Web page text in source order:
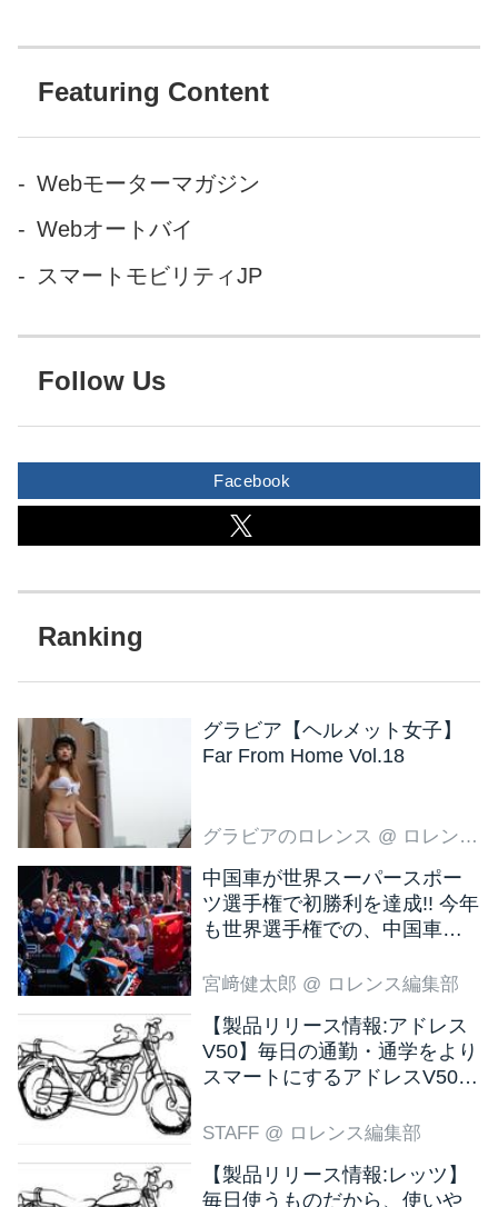
Featuring Content
Webモーターマガジン
Webオートバイ
スマートモビリティJP
Follow Us
Facebook
グラビア【ヘルメット女子】
Far From Home Vol.18
グラビアのロレンス @ ロレンス編集部
中国車が世界スーパースポー
ツ選手権で初勝利を達成!! 今年
も世界選手権での、中国車の
宮﨑健太郎 @ ロレンス編集部
【製品リリース情報:アドレス
V50】毎日の通勤・通学をより
スマートにするアドレスV50
STAFF @ ロレンス編集部
【製品リリース情報:レッツ】
毎日使うものだから、使いや